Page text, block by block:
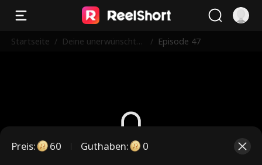
Startseite / Deine unerwünschte
/ Episode 47
Preis: 60 Guthaben: 0